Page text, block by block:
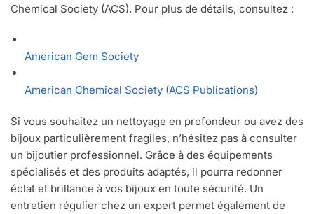
Chemical Society (ACS). Pour plus de détails, consultez :
American Gem Society
American Chemical Society (ACS Publications)
Si vous souhaitez un nettoyage en profondeur ou avez des
bijoux particulièrement fragiles, n’hésitez pas à consulter
un bijoutier professionnel. Grâce à des équipements
spécialisés et des produits adaptés, il pourra redonner
éclat et brillance à vos bijoux en toute sécurité. Un
entretien régulier chez un expert permet également de